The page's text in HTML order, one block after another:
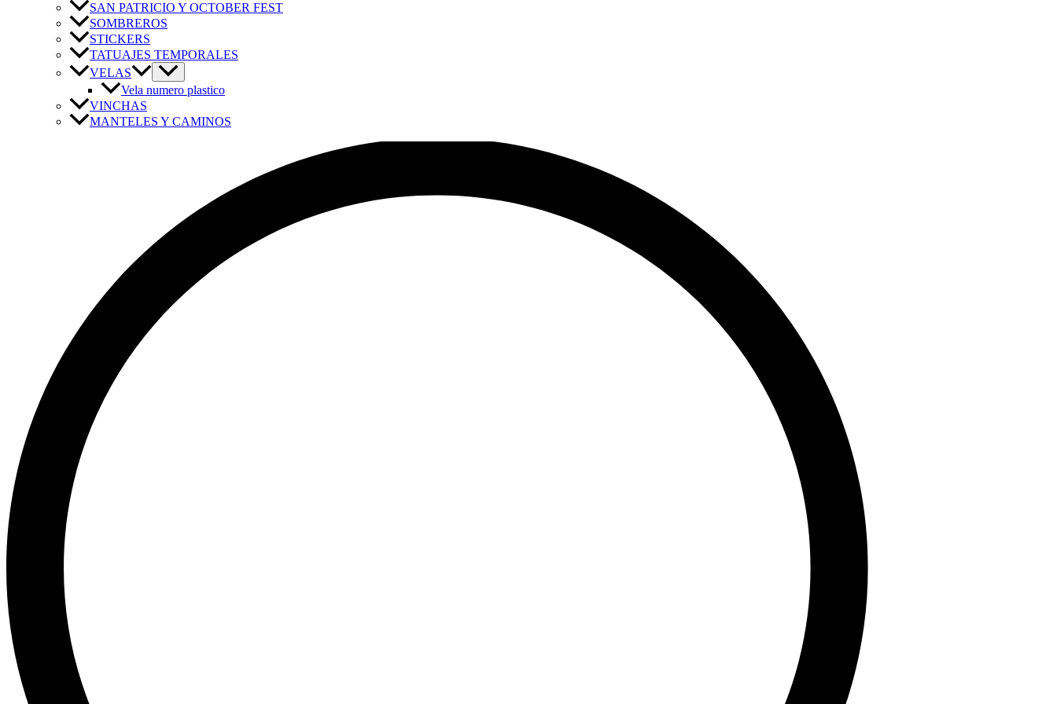
SAN PATRICIO Y OCTOBER FEST
SOMBREROS
STICKERS
TATUAJES TEMPORALES
VELAS
Vela numero plastico
VINCHAS
MANTELES Y CAMINOS